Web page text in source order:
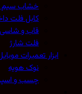
خشاب سیم کارت
کابل فلت داخلی
قاب و شاسی
فلت شارژ
ابزار تعمیرات موبایل
نوک هویه
چسب و اسپری